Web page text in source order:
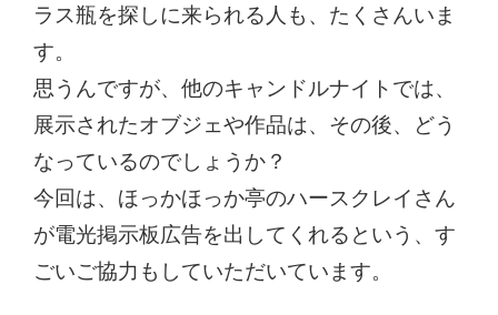
ラス瓶を探しに来られる人も、たくさんいま
す。
思うんですが、他のキャンドルナイトでは、
展示されたオブジェや作品は、その後、どう
なっているのでしょうか？
今回は、ほっかほっか亭のハースクレイさん
が電光掲示板広告を出してくれるという、す
ごいご協力もしていただいています。